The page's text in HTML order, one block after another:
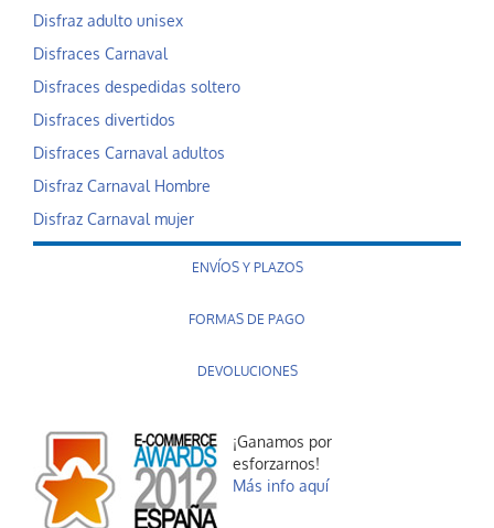
Disfraz adulto unisex
Disfraces Carnaval
Disfraces despedidas soltero
Disfraces divertidos
Disfraces Carnaval adultos
Disfraz Carnaval Hombre
Disfraz Carnaval mujer
ENVÍOS Y PLAZOS
FORMAS DE PAGO
DEVOLUCIONES
¡Ganamos por
esforzarnos!
Más info aquí